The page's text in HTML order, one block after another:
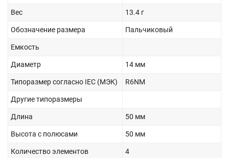
Вес 13.4 г
Обозначение размера Пальчиковый
Емкость
Диаметр 14 мм
Типоразмер согласно IEC (МЭК) R6NM
Другие типоразмеры
Длина 50 мм
Высота с полюсами 50 мм
Количество элементов 4